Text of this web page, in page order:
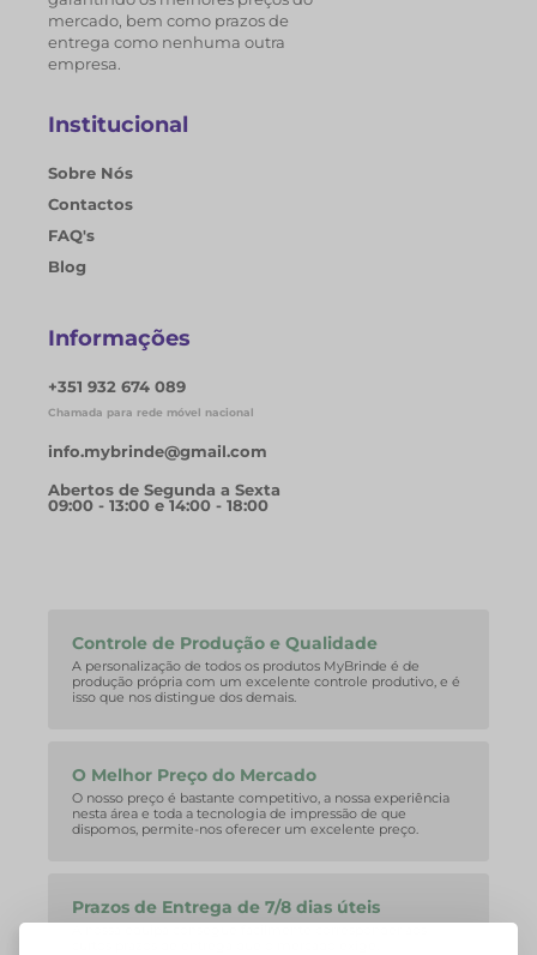
mercado, bem como prazos de
entrega como nenhuma outra
empresa.
Institucional
Sobre Nós
Contactos
FAQ's
Blog
Informações
+351 932 674 089
Chamada para rede móvel nacional
info.mybrinde@gmail.com
Abertos de Segunda a Sexta
09:00 - 13:00 e 14:00 - 18:00
Controle de Produção e Qualidade
A personalização de todos os produtos MyBrinde é de
produção própria com um excelente controle produtivo, e é
isso que nos distingue dos demais.
O Melhor Preço do Mercado
O nosso preço é bastante competitivo, a nossa experiência
nesta área e toda a tecnologia de impressão de que
dispomos, permite-nos oferecer um excelente preço.
Prazos de Entrega de 7/8 dias úteis